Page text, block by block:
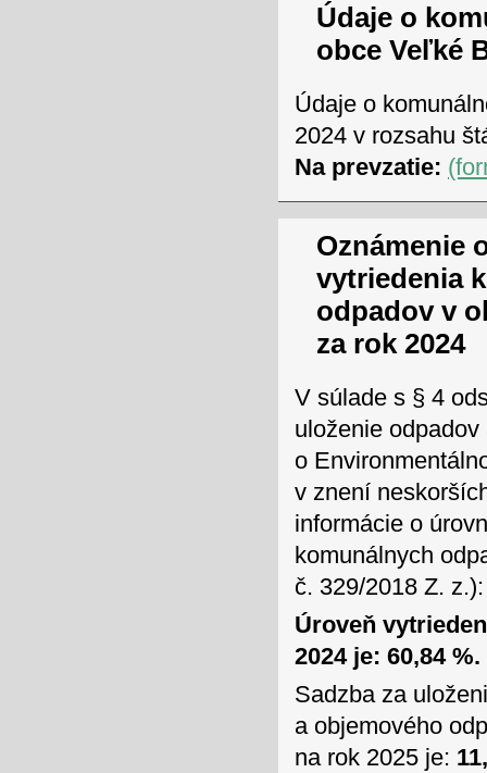
Údaje o
obce Veľké
Údaje o
2024 v rozsahu
Na prevzatie:
Oznámenie
vytriedenia
odpadov v
za rok 2024
V súlade s § 4
uloženie
o
v znení
informácie o
komunálnych
č. 329/2018 Z. z.):
Úroveň
2024 je: 60,84 %.
Sadzba za
a objemového
na rok 2025 je: